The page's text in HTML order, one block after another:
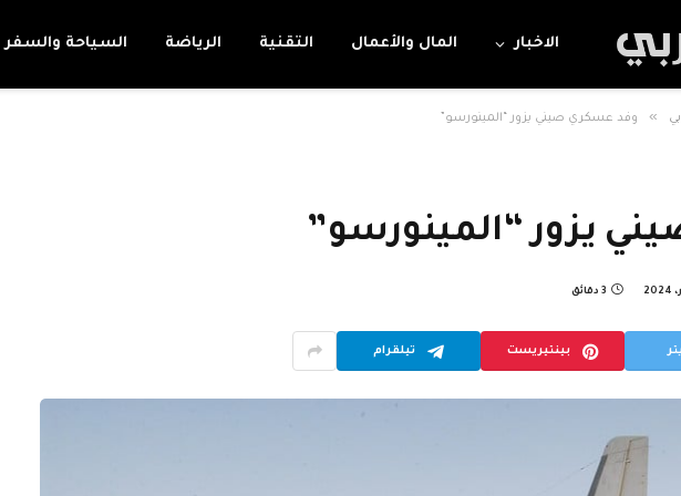
الاخبار المال والأعمال التقنية الرياضة السياحة والسفر
» وفد عسكري صيني يزور “المينورسو”
يزور “المينورسو”
3 دقائق
بينتيريست تيلقرام